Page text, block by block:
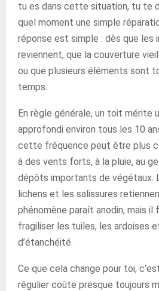
tu es dans cette situation, tu te
quel moment une simple
réponse est simple : dès que les
reviennent, que la couverture
ou que plusieurs éléments sont
temps.
En règle générale, un toit mérite
approfondi environ tous les 10
cette fréquence peut être plus
à des vents forts, à la pluie, au
dépôts importants de végétaux.
lichens et les salissures
phénomène paraît anodin, mais il
fragiliser les tuiles, les ardoises
d’étanchéité.
Ce que cela change pour toi,
régulier coûte presque toujours